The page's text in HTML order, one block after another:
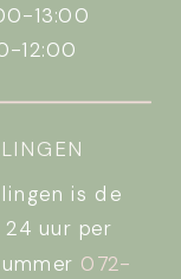
13:00
12:00
is de
uur per
072-